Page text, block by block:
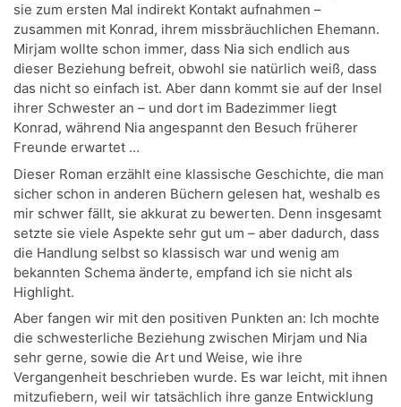
sie zum ersten Mal indirekt Kontakt aufnahmen –
zusammen mit Konrad, ihrem missbräuchlichen Ehemann.
Mirjam wollte schon immer, dass Nia sich endlich aus
dieser Beziehung befreit, obwohl sie natürlich weiß, dass
das nicht so einfach ist. Aber dann kommt sie auf der Insel
ihrer Schwester an – und dort im Badezimmer liegt
Konrad, während Nia angespannt den Besuch früherer
Freunde erwartet …
Dieser Roman erzählt eine klassische Geschichte, die man
sicher schon in anderen Büchern gelesen hat, weshalb es
mir schwer fällt, sie akkurat zu bewerten. Denn insgesamt
setzte sie viele Aspekte sehr gut um – aber dadurch, dass
die Handlung selbst so klassisch war und wenig am
bekannten Schema änderte, empfand ich sie nicht als
Highlight.
Aber fangen wir mit den positiven Punkten an: Ich mochte
die schwesterliche Beziehung zwischen Mirjam und Nia
sehr gerne, sowie die Art und Weise, wie ihre
Vergangenheit beschrieben wurde. Es war leicht, mit ihnen
mitzufiebern, weil wir tatsächlich ihre ganze Entwicklung